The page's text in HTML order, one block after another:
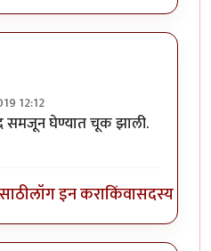
12:12
हायरार्की पाहिलीby
समजून घेण्यात चूक झाली.
लॉग इन कराकिंवासदस्य व्हा